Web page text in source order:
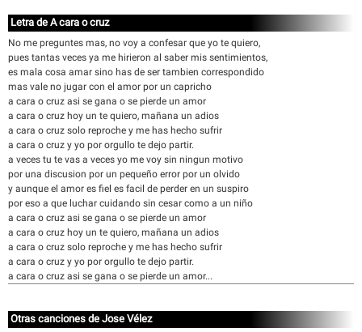
Letra de A cara o cruz
No me preguntes mas, no voy a confesar que yo te quiero,
pues tantas veces ya me hirieron al saber mis sentimientos,
es mala cosa amar sino has de ser tambien correspondido
mas vale no jugar con el amor por un capricho
a cara o cruz asi se gana o se pierde un amor
a cara o cruz hoy un te quiero, mañana un adios
a cara o cruz solo reproche y me has hecho sufrir
a cara o cruz y yo por orgullo te dejo partir.
a veces tu te vas a veces yo me voy sin ningun motivo
por una discusion por un pequeño error por un olvido
y aunque el amor es fiel es facil de perder en un suspiro
por eso a que luchar cuidando sin cesar como a un niño
a cara o cruz asi se gana o se pierde un amor
a cara o cruz hoy un te quiero, mañana un adios
a cara o cruz solo reproche y me has hecho sufrir
a cara o cruz y yo por orgullo te dejo partir.
a cara o cruz asi se gana o se pierde un amor...
Otras canciones de Jose Vélez